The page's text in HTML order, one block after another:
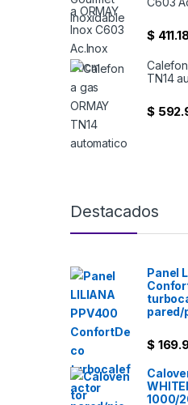
$
TN14
$
Destacados
Panel
pared/
$
1000/